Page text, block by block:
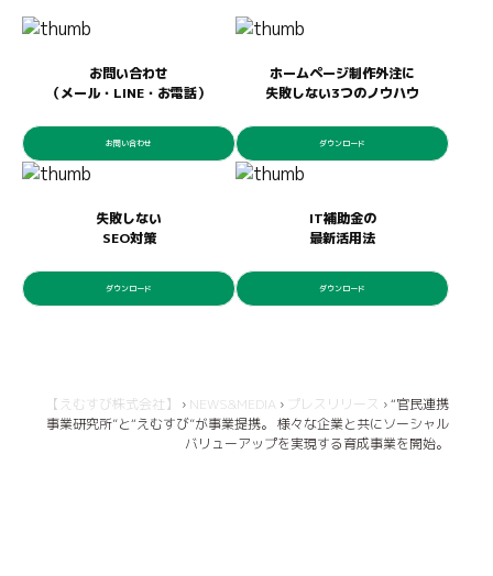
お問い合わせ
（メール・LINE・お電話）
お問い合わせ
ホームページ制作外注に
失敗しない3つのノウハウ
ダウンロード
失敗しない
SEO対策
ダウンロード
IT補助金の
最新活用法
ダウンロード
【えむすび株式会社】 › NEWS&MEDIA › プレスリリース ›“官民連携
事業研究所”と“えむすび”が事業提携。 様々な企業と共にソーシャル
バリューアップを実現する育成事業を開始。